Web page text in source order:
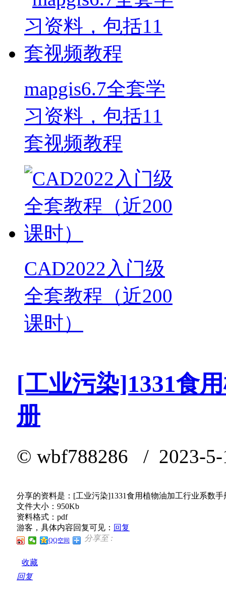
mapgis6.7全套学
习资料，包括11
套视频教程
CAD2022入门级
全套教程（近200
课时）
[工业污染]1331食
册
© wbf788286 / 2023-
分享的资料是：[工业污染]1331食用植物油加工行业系数手
文件大小：950Kb
资料格式：pdf
游客，具体内容回复可见： 回复
分享至 :
QQ空间
收藏
回复